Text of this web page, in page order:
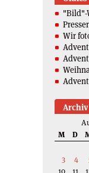
"Bild"-
Wir
Archiv
M
D
3
4
10
11